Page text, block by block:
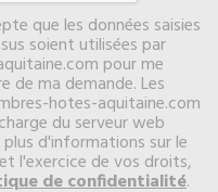
que les données saisies
soient utilisées par
pour me
de ma demande. Les
hotes-aquitaine.com
du serveur web
plus d'informations sur le
l'exercice de vos droits,
de confidentialité.